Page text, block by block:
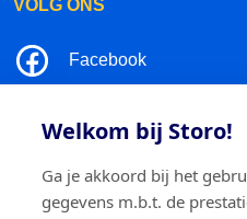
Welkom bij Storo!
Ga je akkoord bij het
gegevens m.b.t. de
VOLG ONS
Facebook
TikTok